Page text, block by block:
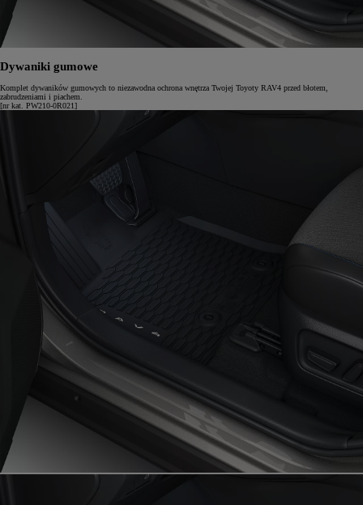
Dywaniki gumowe
Komplet dywaników gumowych to niezawodna ochrona wnętrza Twojej Toyoty RAV4 przed błotem,
zabrudzeniami i piachem.
[nr kat. PW210-0R021]